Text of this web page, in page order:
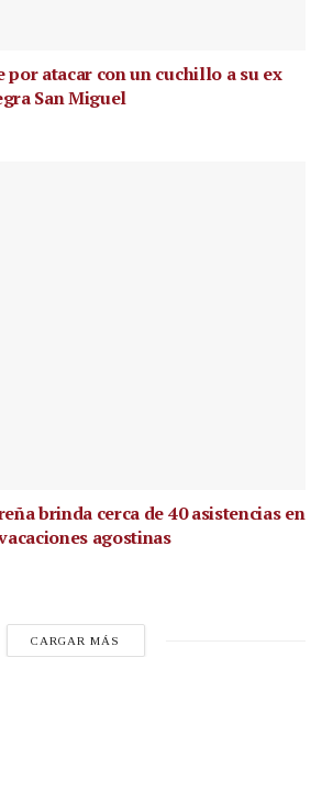
por atacar con un cuchillo a su ex
San Miguel
brinda cerca de 40 asistencias en
agostinas
CARGAR MÁS